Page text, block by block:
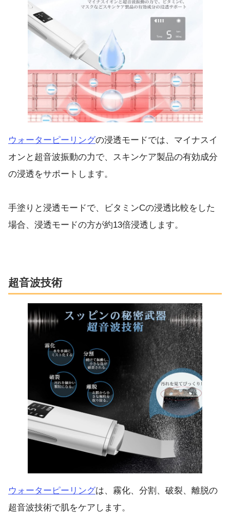
ウォーターピーリングの浸透モードでは、マイナスイ
オンと超音波振動の力で、スキンケア製品の有効成分
の浸透をサポートします。
手塗りと浸透モードで、ビタミンCの浸透比較をした
場合、浸透モードの方が約13倍浸透します。
超音波技術
ウォーターピーリングは、霧化、分割、破裂、離脱の
超音波技術で肌をケアします。